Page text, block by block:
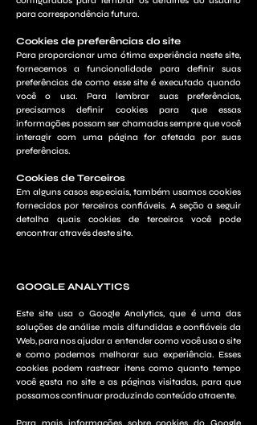
para correspondência futura.
Cookies de preferências do site
Para proporcionar uma ótima experiência neste site,
fornecemos a funcionalidade para definir suas
preferências de como esse site é executado quando
você o usa. Para lembrar suas preferências,
precisamos definir cookies para que essas
informações possam ser chamadas sempre que você
interagir com uma página for afetada por suas
preferências.
Cookies de Terceiros
Em alguns casos especiais, também usamos cookies
fornecidos por terceiros confiáveis. A seção a seguir
detalha quais cookies de terceiros você pode
encontrar através deste site.
GOOGLE ANALYTICS
Este site usa o Google Analytics, que é uma das
soluções de análise mais difundidas e confiáveis ​​da
Web, para nos ajudar a entender como você usa o site
e como podemos melhorar sua experiência. Esses
cookies podem rastrear itens como quanto tempo
você gasta no site e as páginas visitadas, para que
possamos continuar produzindo conteúdo atraente.